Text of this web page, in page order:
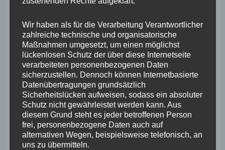
bewiesen, dass wir Menschen in Not helfen wollen und
dies auch aktiv tun. Viele Bürger haben sich engagiert,
Vereine, Kirchen und Ehrenamtliche haben sich
eingesetzt, Kommunen haben Raum und Kapazitäten
geschaffen. Doch die langanhaltende und insbesondere
durch den russischen Angriffskrieg erneut gewachsene
56.
Plenarsitzung
Weiterlesen
Wir haben als für die Verarbeitung Verantwortlicher
zahlreiche technische und organisatorische
Maßnahmen umgesetzt, um einen möglichst
lückenlosen Schutz der über diese Internetseite
verarbeiteten personenbezogenen Daten
sicherzustellen. Dennoch können Internetbasierte
Datenübertragungen grundsätzlich
Sicherheitslücken aufweisen, sodass ein absoluter
Schutz nicht gewährleistet werden kann. Aus
diesem Grund steht es jeder betroffenen Person
frei, personenbezogene Daten auch auf
alternativen Wegen, beispielsweise telefonisch, an
uns zu übermitteln.